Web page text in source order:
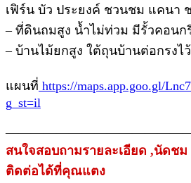
เฟิร์น บัว ประยงค์ ชวนชม แคนา
– ที่ดินถมสูง น้ำไม่ท่วม มีรั้วคอนก
– บ้านไม้ยกสูง ใต้ถุนบ้านต่อกรงไ
แผนที่ https://maps.app.goo.gl/
g_st=il
สนใจสอบถามรายละเอียด ,นัดชม
ติดต่อได้ที่คุณแตง